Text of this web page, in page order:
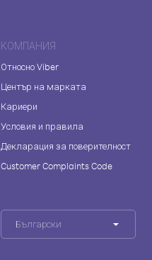
КОМПАНИЯ
Относно Viber
Център на марката
Кариери
Условия и правила
Декларация за поверителност
Customer Complaints Code
Български